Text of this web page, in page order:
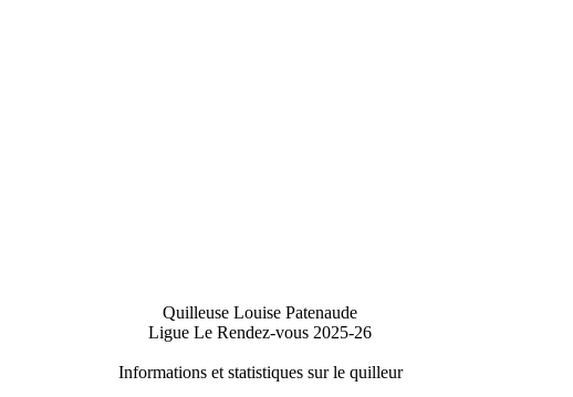
Quilleuse Louise Patenaude
Ligue Le Rendez-vous 2025-26
Informations et statistiques sur le quilleur